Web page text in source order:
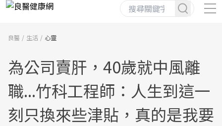
良醫 生活 心靈
為公司賣肝，40歲就中風離
職...竹科工程師：人生到這一
刻只換來些津貼，真的是我要